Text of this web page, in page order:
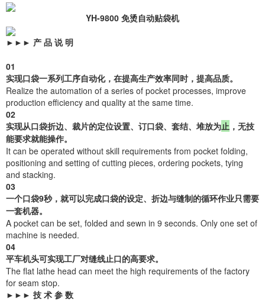
YH-9800 免烫自动贴袋机
►►► 产 品 说 明
01
实现口袋一系列工序自动化，在提高生产效率同时，提高品质。
Realize the automation of a series of pocket processes, improve
production efficiency and quality at the same time.
02
实现从口袋折边、裁片的定位设置、订口袋、套结、堆放为止 ，无技
能要求就能操作。
It can be operated without skill requirements from pocket folding,
positioning and setting of cutting pieces, ordering pockets, tying
and stacking.
03
一个口袋9秒，就可以完成口袋的设定、折边与缝制的循环作业只需要
一套机器。
A pocket can be set, folded and sewn in 9 seconds. Only one set of
machine is needed.
04
平车机头可实现工厂对缝线止口的高要求。
The flat lathe head can meet the high requirements of the factory
for seam stop.
►►► 技 术 参 数